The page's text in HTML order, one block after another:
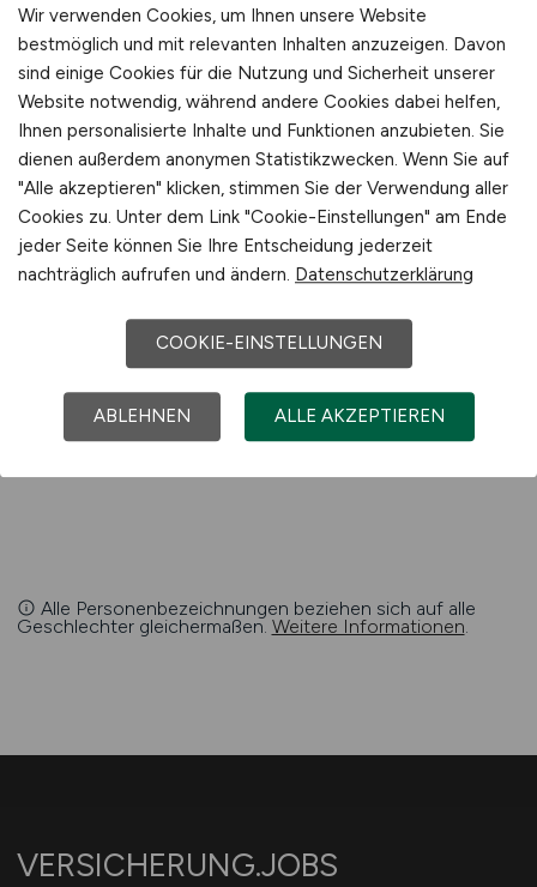
Berufserfahrung in der
Kreditorenbuchhaltung
Kenntnisse in Microsoft Dynamics 365
wünschenswert
Gute Kenntnisse in MS Office
Grundkenntnisse Englisch in Wort und
Schrift
Selbständige, strukturierte und
zuverlässige Arbeitsweise
Angenehmes Arbeitsklima
Alle Personenbezeichnungen beziehen sich auf alle
Geschlechter gleichermaßen. Weitere Informationen.
VERSICHERUNG.JOBS
Wir verwenden Cookies, um Ihnen unsere Website
bestmöglich und mit relevanten Inhalten anzuzeigen. Davon
sind einige Cookies für die Nutzung und Sicherheit unserer
Website notwendig, während andere Cookies dabei helfen,
Ihnen personalisierte Inhalte und Funktionen anzubieten. Sie
dienen außerdem anonymen Statistikzwecken. Wenn Sie auf
"Alle akzeptieren" klicken, stimmen Sie der Verwendung aller
Cookies zu. Unter dem Link "Cookie-Einstellungen" am Ende
jeder Seite können Sie Ihre Entscheidung jederzeit
nachträglich aufrufen und ändern. Datenschutzerklärung
COOKIE-EINSTELLUNGEN
ABLEHNEN ALLE AKZEPTIEREN